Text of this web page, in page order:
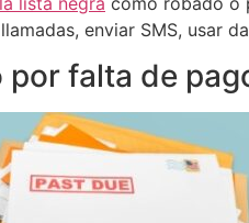
enviar SMS, usar
por falta de